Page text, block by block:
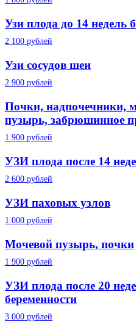
Узи плода до 14 недель
2 100 рублей
Узи сосудов шеи
2 900 рублей
Почки, надпочечники,
пузырь, забрюшинное
1 900 рублей
УЗИ плода после 14
2 600 рублей
УЗИ паховых узлов
1 000 рублей
Мочевой пузырь, почки
1 900 рублей
УЗИ плода после 20
беременности
3 000 рублей